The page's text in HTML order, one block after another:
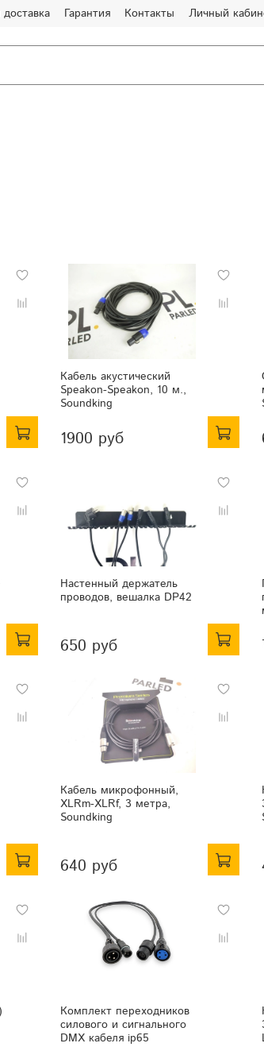
Гарантия Контакты Личный
Кабель акустический
Speakon-Speakon, 10 м.,
Soundking
1900 руб
Настенный держатель
проводов, вешалка DP42
650 руб
Кабель микрофонный,
XLRm-XLRf, 3 метра,
Soundking
640 руб
Комплект переходников
силового и сигнального
DMX кабеля ip65